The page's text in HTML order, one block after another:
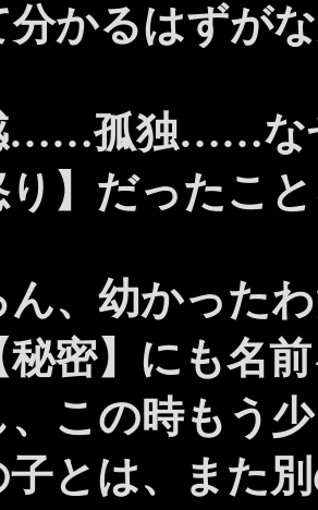
分かるはずが
孤独……な
】だったこ
、幼かった
秘密】にも名
、この時もう
とは、また